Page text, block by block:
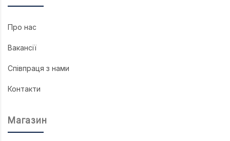
Про нас
Вакансії
Співпраця з нами
Контакти
Магазин